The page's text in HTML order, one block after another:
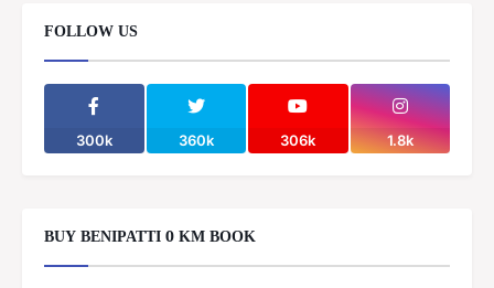
FOLLOW US
300k 360k 306k 1.8k
BUY BENIPATTI 0 KM BOOK